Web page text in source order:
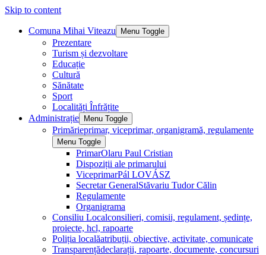
Skip to content
Comuna Mihai Viteazu Menu Toggle
Prezentare
Turism și dezvoltare
Educație
Cultură
Sănătate
Sport
Localități Înfrățite
Administrație
Menu Toggle
Primărieprimar, viceprimar, organigramă, regulamente
Menu Toggle
PrimarOlaru Paul Cristian
Dispoziții ale primarului
ViceprimarPál LOVÁSZ
Secretar GeneralStăvariu Tudor Călin
Regulamente
Organigrama
Consiliu Localconsilieri, comisii, regulament, ședințe,
proiecte, hcl, rapoarte
Poliția localăatribuții, obiective, activitate, comunicate
Transparențădeclarații, rapoarte, documente, concursuri